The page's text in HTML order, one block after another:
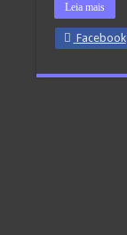
Leia mais
Facebook